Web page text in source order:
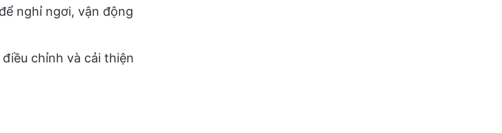
nghỉ ngơi, vận động
chỉnh và cải thiện